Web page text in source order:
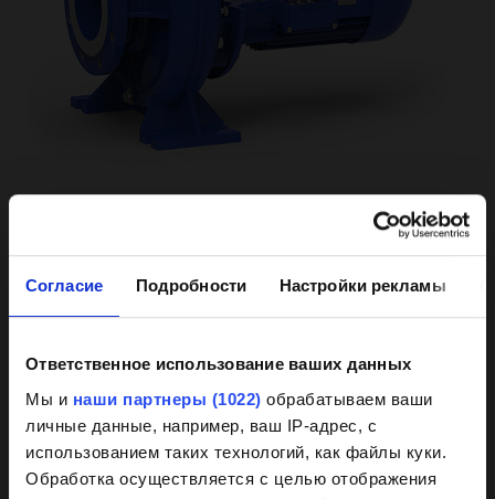
Согласие Подробности Настройки рекламы
Ответственное использование ваших данных
Мы и наши партнеры (1022) обрабатываем ваши
личные данные, например, ваш IP-адрес, с
использованием таких технологий, как файлы куки.
Обработка осуществляется с целью отображения
Background
knowledge on coated
pumps
EINSATZ
Industriepumpen
MEDIUM
Wasser
Säure bzw. Lauge (Sonder)